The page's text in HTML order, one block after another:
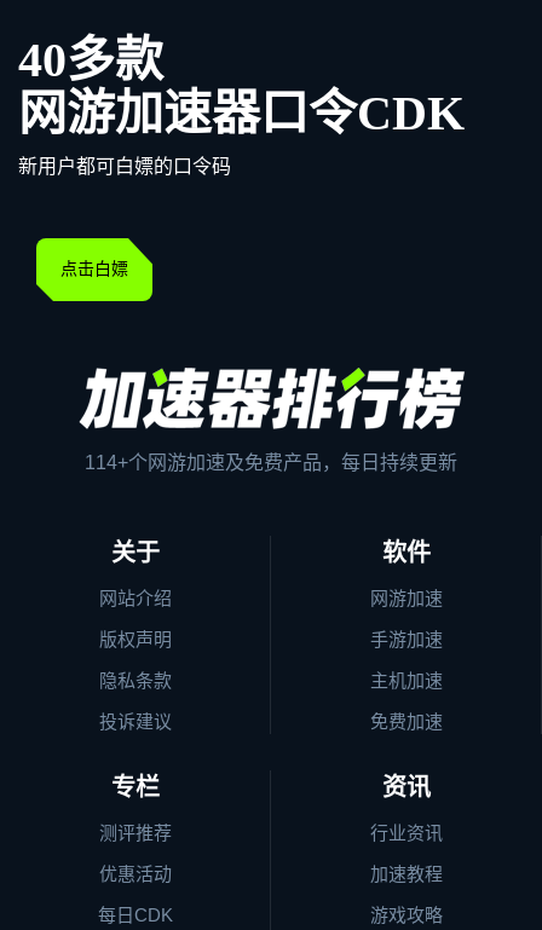
40多款
网游加速器口令CDK
新用户都可白嫖的口令码
点击白嫖
114+个网游加速及免费产品，每日持续更新
关于
网站介绍
版权声明
隐私条款
投诉建议
软件
网游加速
手游加速
主机加速
免费加速
专栏
测评推荐
优惠活动
每日CDK
资讯
行业资讯
加速教程
游戏攻略